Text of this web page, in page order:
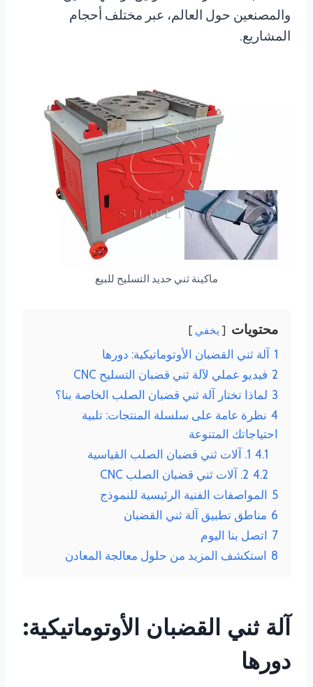
والمصنعين حول العالم، عبر مختلف أحجام
المشاريع.
ماكينة ثني حديد التسليح للبيع
محتويات يخفي
1 آلة ثني القضبان الأوتوماتيكية: دورها
2 فيديو عملي لآلة ثني قضبان التسليح CNC
3 لماذا تختار آلة ثني قضبان الصلب الخاصة بنا؟
4 نظرة عامة على سلسلة المنتجات: تلبية
احتياجاتك المتنوعة
4.1 1. آلات ثني قضبان الصلب القياسية
4.2 2. آلات ثني قضبان الصلب CNC
5 المواصفات الفنية الرئيسية للنموذج
6 مناطق تطبيق آلة ثني القضبان
7 اتصل بنا اليوم
8 استكشف المزيد من حلول معالجة المعادن
آلة ثني القضبان الأوتوماتيكية:
دورها